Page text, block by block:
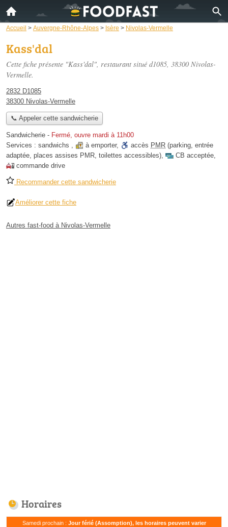
Accueil > Auvergne-Rhône-Alpes > Isère > Nivolas-Vermelle
Kass'dal
Cette fiche présente "Kass'dal", restaurant situé d1085, 38300 Nivolas-
Vermelle.
2832 D1085
38300 Nivolas-Vermelle
📞 Appeler cette sandwicherie
Sandwicherie - Fermé, ouvre mardi à 11h00
Services : sandwichs , à emporter, accès PMR (parking, entrée
adaptée, places assises PMR, toilettes accessibles), CB acceptée,
commande drive
Recommander cette sandwicherie
Améliorer cette fiche
Autres fast-food à Nivolas-Vermelle
Horaires
Samedi prochain : Jour férié (Assomption), les horaires peuvent varier